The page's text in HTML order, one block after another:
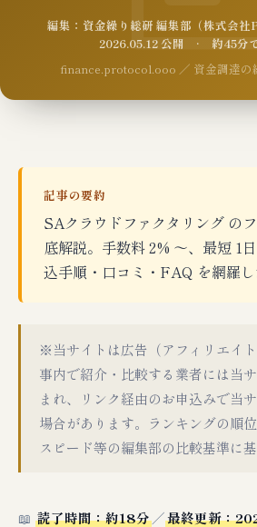
編集：資金繰り総研 編集部（株式会
2026.05.12 公開 · 約45分
finance.protocol.ooo ／ 資金調達の
記事の要約
SAクラウドファクタリング の
底解説。手数料 2% 〜、最短 1
込手順・口コミ・FAQ を網羅し
※当サイトは広告（アフィリエイ
事内で紹介・比較する業者には当
まれ、リンク経由のお申込みで当
場合があります。ランキングの順
スピード等の編集部の比較基準に基
📖 読了時間：約18分／最終更新：